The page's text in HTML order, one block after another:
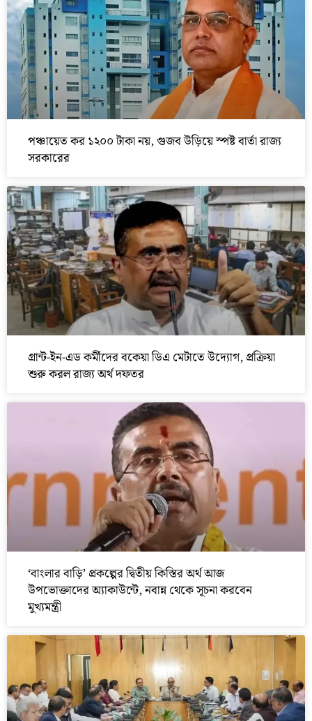
পঞ্চায়েত কর ১২০০ টাকা নয়, গুজব উড়িয়ে স্পষ্ট বার্তা রাজ্য
সরকারের
গ্রান্ট-ইন-এড কর্মীদের বকেয়া ডিএ মেটাতে উদ্যোগ, প্রক্রিয়া
শুরু করল রাজ্য অর্থ দফতর
‘বাংলার বাড়ি’ প্রকল্পের দ্বিতীয় কিস্তির অর্থ আজ
উপভোক্তাদের অ্যাকাউন্টে, নবান্ন থেকে সূচনা করবেন
মুখ্যমন্ত্রী